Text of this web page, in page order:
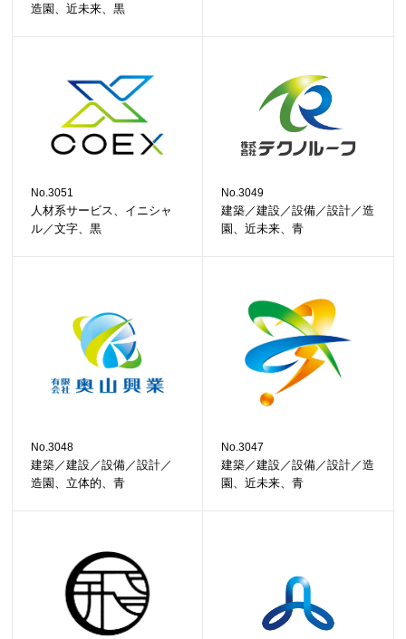
造園、近未来、黒
No.3051
人材系サービス、イニシャ
ル／文字、黒
No.3049
建築／建設／設備／設計／造
園、近未来、青
No.3048
建築／建設／設備／設計／
造園、立体的、青
No.3047
建築／建設／設備／設計／造
園、近未来、青